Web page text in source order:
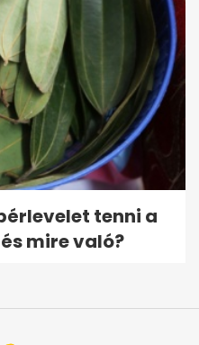
tenni a
mire való?